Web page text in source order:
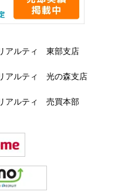
アルティ 東部支店
アルティ 光の森支店
アルティ 売買本部